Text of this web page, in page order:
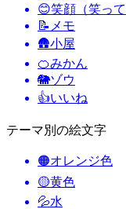
😊笑顔（笑って
📝 メモ
🛖小屋
🍊みかん
🐘ゾウ
👍いいね
テーマ別の絵文字
🟠オレンジ色
🟡黄色
💦水